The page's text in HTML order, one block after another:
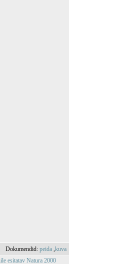
Dokumendid:peida ,kuva
esitatav Natura 2000